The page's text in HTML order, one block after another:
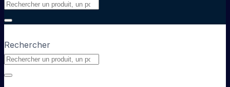
Rechercher